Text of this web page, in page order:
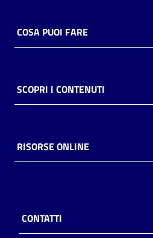
Casa
Piani
storico
per
COSA PUOI FARE
SCOPRI I CONTENUTI
RISORSE ONLINE
CONTATTI